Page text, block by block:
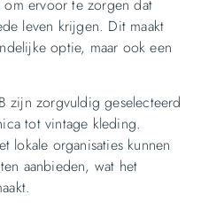
om ervoor te zorgen dat
leven krijgen. Dit maakt
optie, maar ook een
zijn zorgvuldig geselecteerd
tot vintage kleding.
lokale organisaties kunnen
aanbieden, wat het